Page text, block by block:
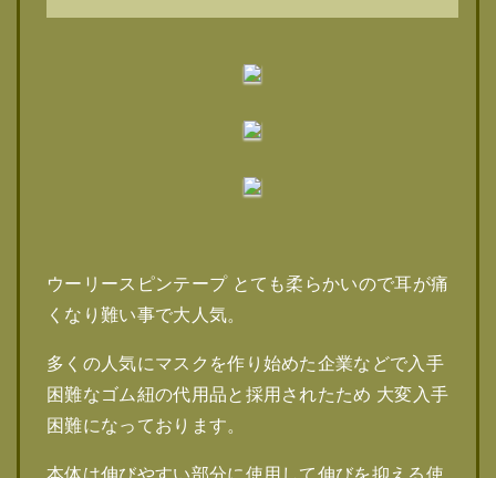
ウーリースピンテープ とても柔らかいので耳が痛
くなり難い事で大人気。
多くの人気にマスクを作り始めた企業などで入手
困難なゴム紐の代用品と採用されたため 大変入手
困難になっております。
本体は伸びやすい部分に使用して伸びを抑える使